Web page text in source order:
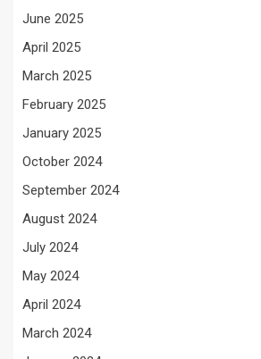
June 2025
April 2025
March 2025
February 2025
January 2025
October 2024
September 2024
August 2024
July 2024
May 2024
April 2024
March 2024